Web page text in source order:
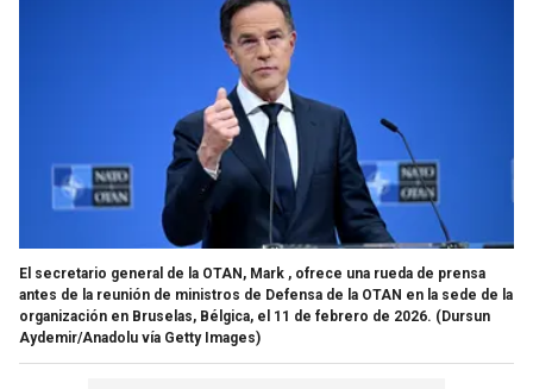
El secretario general de la OTAN, Mark , ofrece una rueda de prensa
antes de la reunión de ministros de Defensa de la OTAN en la sede de la
organización en Bruselas, Bélgica, el 11 de febrero de 2026. (Dursun
Aydemir/Anadolu vía Getty Images)